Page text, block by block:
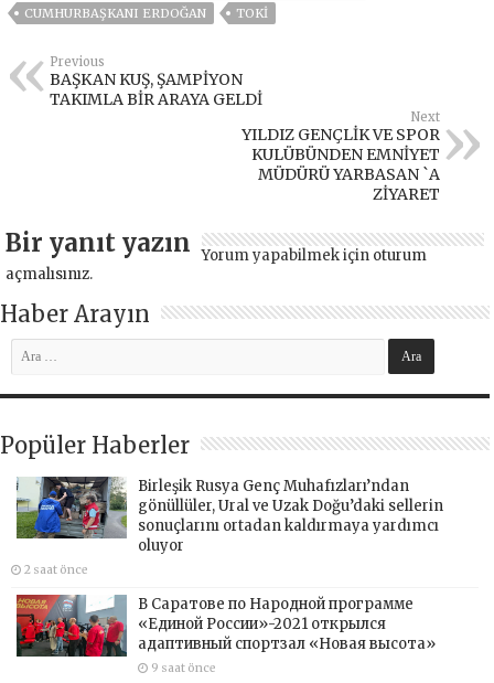
CUMHURBAŞKANI ERDOĞAN
TOKİ
Previous
BAŞKAN KUŞ, ŞAMPİYON
TAKIMLA BİR ARAYA GELDİ
Next
YILDIZ GENÇLİK VE SPOR
KULÜBÜNDEN EMNİYET
MÜDÜRÜ YARBASAN `A
ZİYARET
Bir yanıt yazın Yorum yapabilmek için oturum
açmalısınız.
Haber Arayın
Popüler Haberler
Birleşik Rusya Genç Muhafızları’ndan
gönüllüler, Ural ve Uzak Doğu’daki sellerin
sonuçlarını ortadan kaldırmaya yardımcı
oluyor
2 saat önce
В Саратове по Народной программе
«Единой России»-2021 открылся
адаптивный спортзал «Новая высота»
9 saat önce